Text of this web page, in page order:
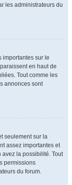
les administrateurs du
importantes sur le
en haut de
Tout comme les
annonces sont
seulement sur la
assez importantes et
la possibilité. Tout
permissions
du forum.